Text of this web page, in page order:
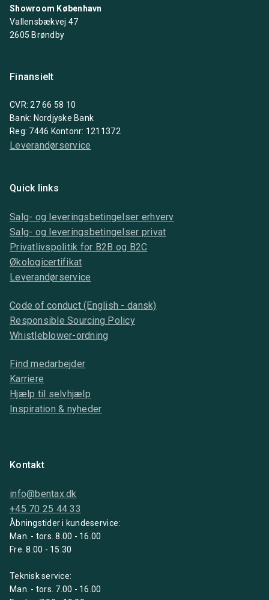
Showroom København
Vallensbækvej 47
2605 Brøndby
Finansielt
CVR: 27 66 58 10
Bank: Nordjyske Bank
Reg: 7446 Kontonr: 1211372
Leverandørservice
Quick links
Salg- og leveringsbetingelser erhverv
Salg- og leveringsbetingelser privat
Privatlivspolitik for B2B og B2C
Økologicertifikat
Leverandørservice
Code of conduct (English - dansk)
Responsible Sourcing Policy
Whistleblower-ordning
Find medarbejder
Karriere
Hjælp til selvhjælp
Inspiration & nyheder
Kontakt
info@bentax.dk
+45 70 25 44 33
Åbningstider i kundeservice:
Man. - tors. 8.00 - 16.00
Fre. 8.00 - 15:30
Teknisk service:
Man. - tors. 7.00 - 16.00